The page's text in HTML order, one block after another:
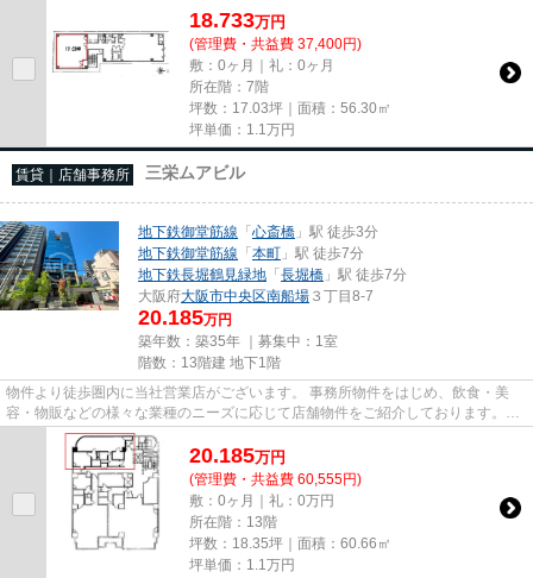
18.733万円
(管理費・共益費 37,400円)
敷：0ヶ月｜礼：0ヶ月
所在階：7階
坪数：17.03坪｜面積：56.30㎡
坪単価： 1.1 万円
賃貸｜店舗事務所 三栄ムアビル
地下鉄御堂筋線 「心斎橋 」駅 徒歩3分
地下鉄御堂筋線 「本町 」駅 徒歩7分
地下鉄長堀鶴見緑地 「長堀橋 」駅 徒歩7分
大阪府大阪市中央区南船場 ３丁目8-7
20.185万円
築年数：築35年 ｜募集中： 1室
階数：13階建 地下1階
物件より徒歩圏内に当社営業店がございます。 事務所物件をはじめ、飲食・美
容・物販などの様々な業種のニーズに応じて店舗物件をご紹介しております。
尚、弊社ではおとり広告は一切...
20.185万円
(管理費・共益費 60,555円)
敷：0ヶ月｜礼：0万円
所在階：13階
坪数：18.35坪｜面積：60.66㎡
坪単価： 1.1 万円